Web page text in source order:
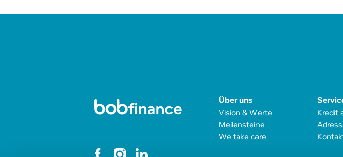
Über uns
Vision & Werte
Meilensteine
We take care
Kredit